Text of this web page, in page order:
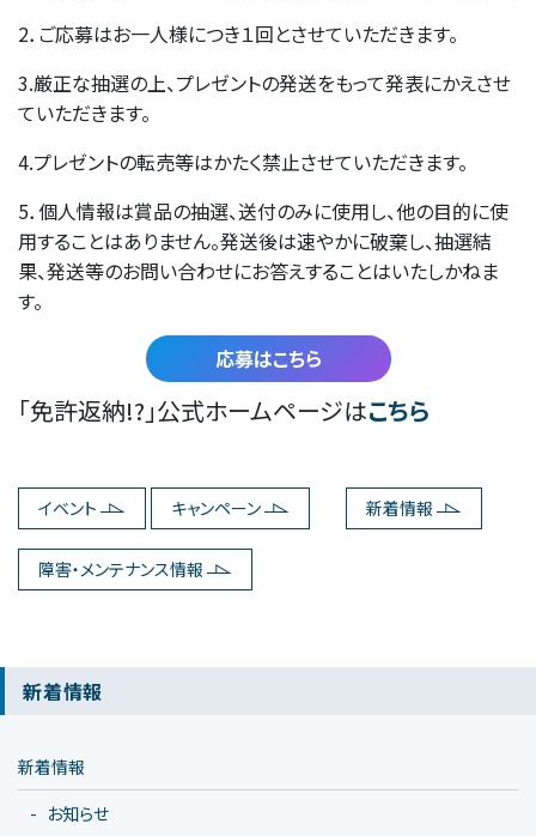
2．ご応募はお一人様につき１回とさせていただきます。
3.厳正な抽選の上、プレゼントの発送をもって発表にかえさせ
ていただきます。
4.プレゼントの転売等はかたく禁止させていただきます。
5．個人情報は賞品の抽選、送付のみに使用し、他の目的に使
用することはありません。発送後は速やかに破棄し、抽選結
果、発送等のお問い合わせにお答えすることはいたしかねま
す。
応募はこちら
「免許返納!?」公式ホームページはこちら
イベント キャンペーン 新着情報
障害・メンテナンス情報
新着情報
新着情報
お知らせ